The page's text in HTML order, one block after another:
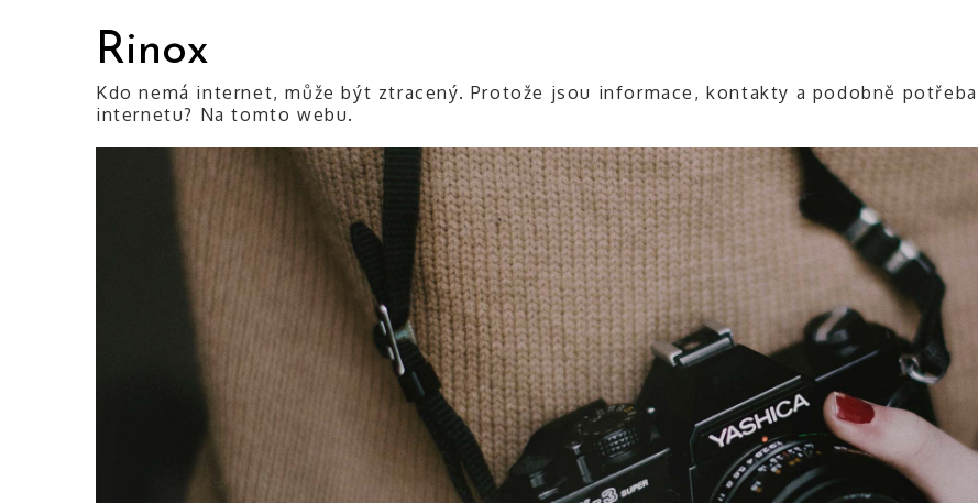
Rinox
Kdo nemá internet, může být ztracený. Protože jsou informace, kontakty a podobně
internetu? Na tomto webu.